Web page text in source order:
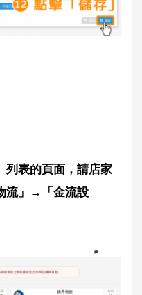
列表的頁面，請店家
流」→「金流設